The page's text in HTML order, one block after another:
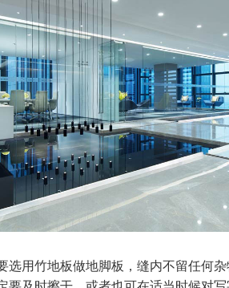
竹地板做地脚板，缝内不留任何